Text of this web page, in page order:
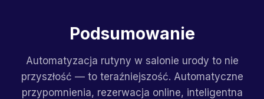
Podsumowanie
Automatyzacja rutyny w salonie urody to nie
przyszłość — to teraźniejszość. Automatyczne
przypomnienia, rezerwacja online, inteligentna